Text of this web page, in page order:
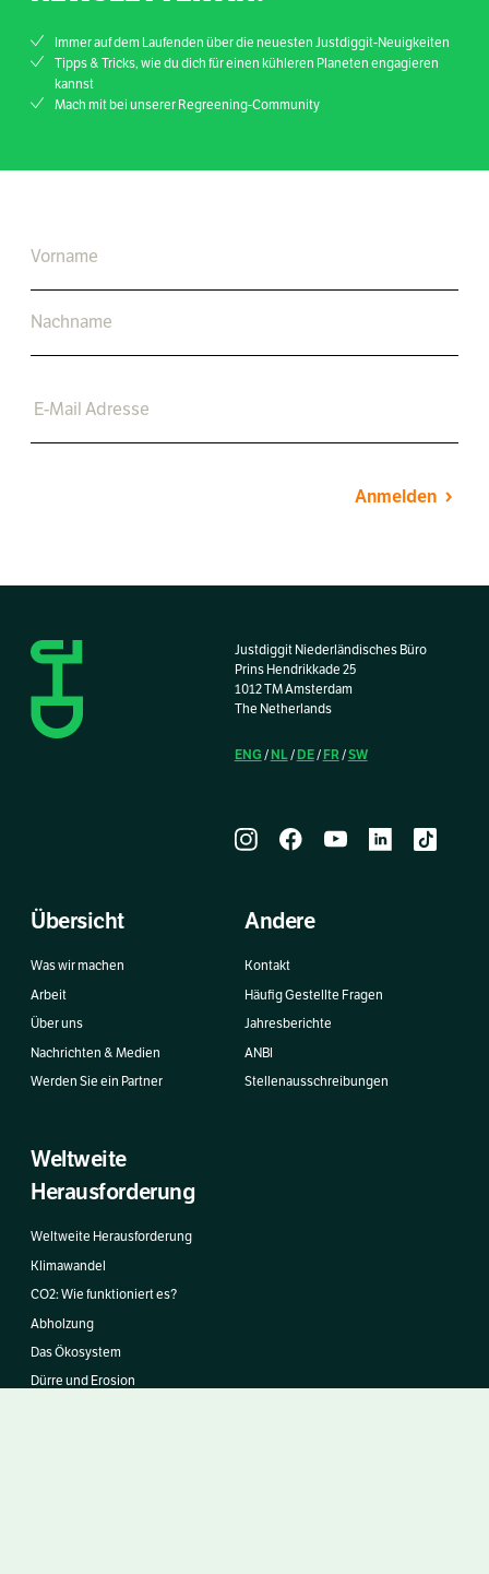
Immer auf dem Laufenden über die neuesten Justdiggit-Neuigkeiten
Tipps & Tricks, wie du dich für einen kühleren Planeten engagieren
kannst
Mach mit bei unserer Regreening-Community
Anmelden
Justdiggit Niederländisches Büro
Prins Hendrikkade 25
1012 TM Amsterdam
The Netherlands
ENG / NL / DE/ FR /SW
Übersicht
Was wir machen
Arbeit
Über uns
Nachrichten & Medien
Werden Sie ein Partner
Andere
Kontakt
Häufig Gestellte Fragen
Jahresberichte
ANBI
Stellenausschreibungen
Weltweite
Herausforderung
Weltweite Herausforderung
Klimawandel
CO2: Wie funktioniert es?
Abholzung
Das Ökosystem
Dürre und Erosion